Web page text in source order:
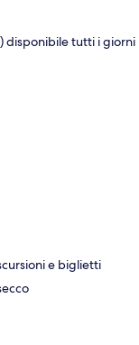
disponibile tutti i giorni
e biglietti